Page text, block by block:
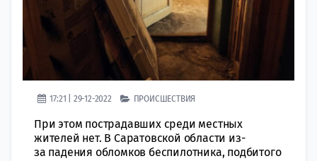
17:21 | 29-12-2022 ПРОИСШЕСТВИЯ
При этом пострадавших среди местных
жителей нет. В Саратовской области из-
за падения обломков беспилотника, подбитого